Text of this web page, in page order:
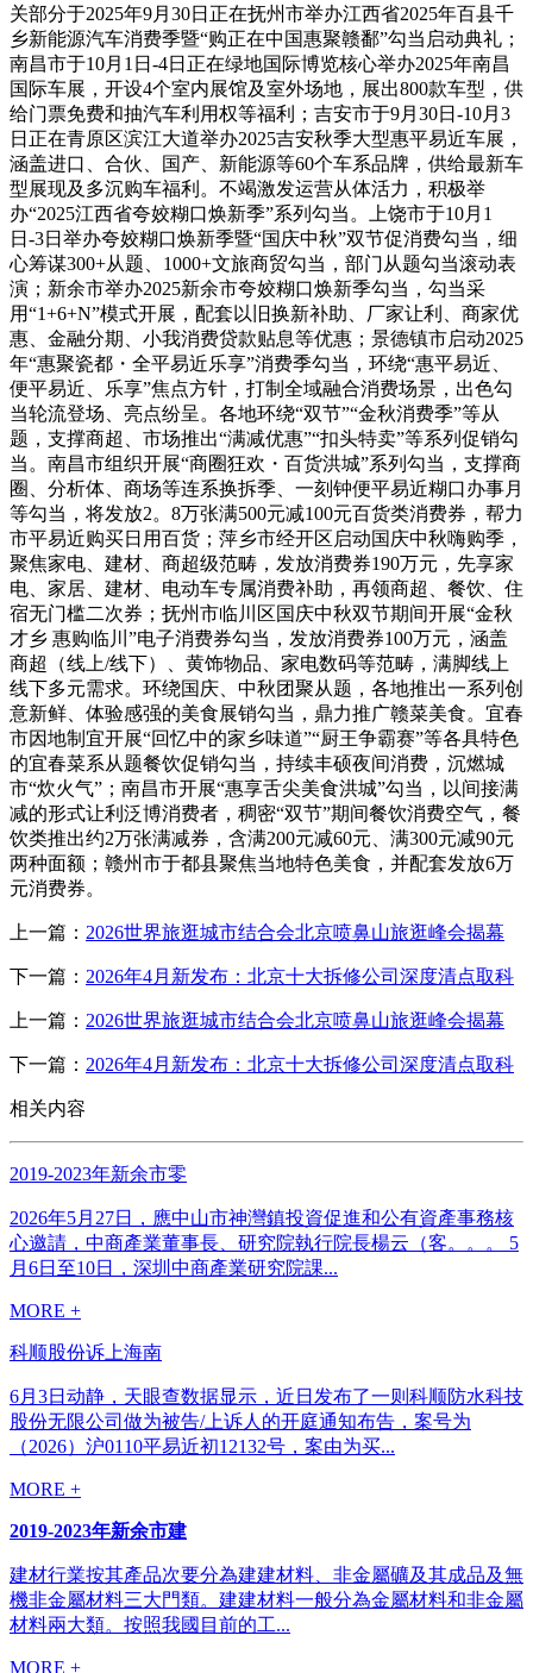
关部分于2025年9月30日正在抚州市举办江西省2025年百县千
乡新能源汽车消费季暨“购正在中国惠聚赣鄱”勾当启动典礼；
南昌市于10月1日-4日正在绿地国际博览核心举办2025年南昌
国际车展，开设4个室内展馆及室外场地，展出800款车型，供
给门票免费和抽汽车利用权等福利；吉安市于‌9月30日-10月3
日‌正在青原区滨江大道举办2025吉安秋季大型惠平易近车展，
涵盖进口、合伙、国产、新能源等60个车系品牌，供给最新车
型展现及多沉购车福利。不竭激发运营从体活力，积极举
办“2025江西省夸姣糊口焕新季”系列勾当。上饶市于10月1
日-3日举办夸姣糊口焕新季暨“国庆中秋”双节促消费勾当，细
心筹谋300+从题、1000+文旅商贸勾当，部门从题勾当滚动表
演；新余市举办2025新余市夸姣糊口焕新季勾当，勾当采
用“1+6+N”模式开展，配套以旧换新补助、厂家让利、商家优
惠、金融分期、小我消费贷款贴息等优惠；景德镇市启动2025
年“惠聚瓷都・全平易近乐享”消费季勾当，环绕“惠平易近、
便平易近、乐享”焦点方针，打制全域融合消费场景，出色勾
当轮流登场、亮点纷呈。各地环绕“双节”“金秋消费季”等从
题，支撑商超、市场推出“满减优惠”“扣头特卖”等系列促销勾
当。南昌市组织开展“商圈狂欢・百货洪城”系列勾当，支撑商
圈、分析体、商场等连系换拆季、一刻钟便平易近糊口办事月
等勾当，将发放2。8万张满500元减100元百货类消费券，帮力
市平易近购买日用百货；萍乡市经开区启动国庆中秋嗨购季，
聚焦家电、建材、商超级范畴，发放消费券190万元，先享家
电、家居、建材、电动车专属消费补助，再领商超、餐饮、住
宿无门槛二次券；抚州市临川区国庆中秋双节期间开展“金秋
才乡 惠购临川”电子消费券勾当，发放消费券100万元，涵盖
商超（线上/线下）、黄饰物品、家电数码等范畴，满脚线上
线下多元需求。环绕国庆、中秋团聚从题，各地推出一系列创
意新鲜、体验感强的美食展销勾当，鼎力推广赣菜美食。宜春
市因地制宜开展“回忆中的家乡味道”“厨王争霸赛”等各具特色
的宜春菜系从题餐饮促销勾当，持续丰硕夜间消费，沉燃城
市“炊火气”；南昌市开展“惠享舌尖美食洪城”勾当，以间接满
减的形式让利泛博消费者，稠密“双节”期间餐饮消费空气，餐
饮类推出约2万张满减券，含满200元减60元、满300元减90元
两种面额；赣州市于都县聚焦当地特色美食，并配套发放6万
元消费券。
上一篇： 2026世界旅逛城市结合会北京喷鼻山旅逛峰会揭幕
下一篇： 2026年4月新发布：北京十大拆修公司深度清点取科
上一篇： 2026世界旅逛城市结合会北京喷鼻山旅逛峰会揭幕
下一篇： 2026年4月新发布：北京十大拆修公司深度清点取科
相关内容
2019-2023年新余市零
2026年5月27日，應中山市神灣鎮投資促進和公有資產事務核
心邀請，中商產業董事長、研究院執行院長楊云（客。。。 5
月6日至10日，深圳中商產業研究院課...
MORE +
科顺股份诉上海南
6月3日动静，天眼查数据显示，近日发布了一则科顺防水科技
股份无限公司做为被告/上诉人的开庭通知布告，案号为
（2026）沪0110平易近初12132号，案由为买...
MORE +
2019-2023年新余市建
建材行業按其產品次要分為建建材料、非金屬礦及其成品及無
機非金屬材料三大門類。建建材料一般分為金屬材料和非金屬
材料兩大類。按照我國目前的工...
MORE +